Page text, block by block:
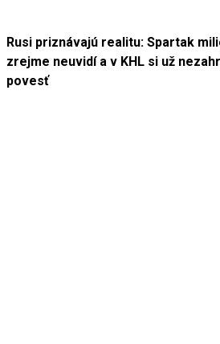
Rusi priznávajú realitu: Spartak
zrejme neuvidí a v KHL si už
povesť